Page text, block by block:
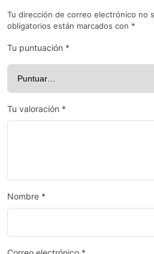
Tu dirección de correo electrónico no
obligatorios están marcados con *
Tu puntuación *
Tu valoración *
Nombre *